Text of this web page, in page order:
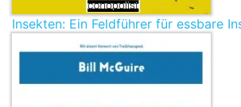
Insekten: Ein Feldführer für essbare